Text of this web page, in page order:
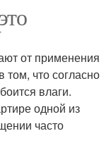
от применения
том, что согласно
влаги.
одной из
часто